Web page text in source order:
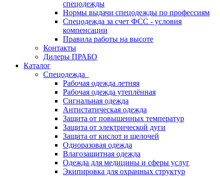
спецодежды
Нормы выдачи спецодежды по профессиям
Спецодежда за счет ФСС - условия
компенсации
Правила работы на высоте
Контакты
Дилеры ПРАБО
Каталог
Спецодежда
Рабочая одежда летняя
Рабочая одежда утеплённая
Сигнальная одежда
Антистатическая одежда
Защита от повышенных температур
Защита от электрической дуги
Защита от кислот и щелочей
Одноразовая одежда
Влагозащитная одежда
Одежда для медицины и сферы услуг
Экипировка для охранных структур